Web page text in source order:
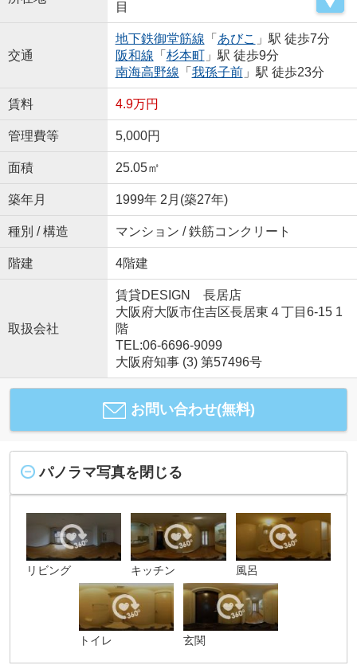
目
交通
地下鉄御堂筋線 「 あびこ 」駅 徒歩7分
阪和線 「 杉本町」駅 徒歩9分
南海高野線 「 我孫子前」駅 徒歩23分
賃料 4.9万円
管理費等 5,000円
面積 25.05㎡
築年月 1999年 2月(築27年)
種別 / 構造 マンション / 鉄筋コンクリート
階建 4階建
取扱会社
賃貸DESIGN 長居店
大阪府大阪市住吉区長居東４丁目6-15 1
階
TEL:06-6696-9099
大阪府知事 (3) 第57496号
お問い合わせ(無料)
パノラマ写真を閉じる
リビング キッチン 風呂
トイレ 玄関